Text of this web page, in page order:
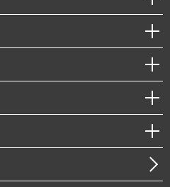
イアンス）・防災（政策）